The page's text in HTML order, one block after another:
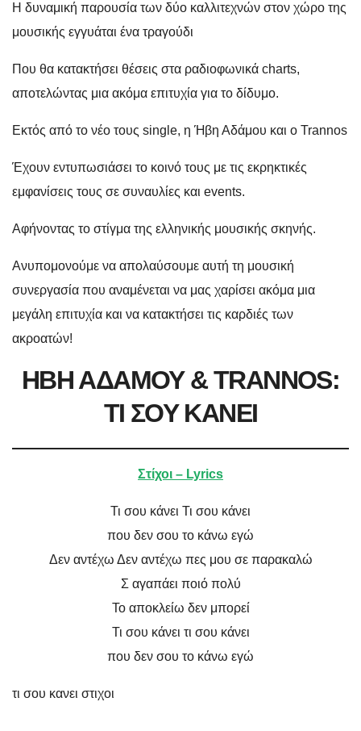
Η δυναμική παρουσία των δύο καλλιτεχνών στον χώρο της
μουσικής εγγυάται ένα τραγούδι
Που θα κατακτήσει θέσεις στα ραδιοφωνικά charts,
αποτελώντας μια ακόμα επιτυχία για το δίδυμο.
Εκτός από το νέο τους single, η Ήβη Αδάμου και ο Trannos
Έχουν εντυπωσιάσει το κοινό τους με τις εκρηκτικές
εμφανίσεις τους σε συναυλίες και events.
Αφήνοντας το στίγμα της ελληνικής μουσικής σκηνής.
Ανυπομονούμε να απολαύσουμε αυτή τη μουσική
συνεργασία που αναμένεται να μας χαρίσει ακόμα μια
μεγάλη επιτυχία και να κατακτήσει τις καρδιές των
ακροατών!
ΗΒΗ ΑΔΑΜΟΥ & TRANNOS:
ΤΙ ΣΟΥ ΚΑΝΕΙ
Στίχοι – Lyrics
Τι σου κάνει Τι σου κάνει
που δεν σου το κάνω εγώ
Δεν αντέχω Δεν αντέχω πες μου σε παρακαλώ
Σ αγαπάει ποιό πολύ
Το αποκλείω δεν μπορεί
Τι σου κάνει τι σου κάνει
που δεν σου το κάνω εγώ
τι σου κανει στιχοι